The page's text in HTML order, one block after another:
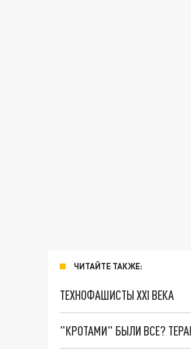
ЧИТАЙТЕ ТАКЖЕ:
ТЕХНОФАШИСТЫ XXI ВЕКА
"КРОТАМИ" БЫЛИ ВСЕ?